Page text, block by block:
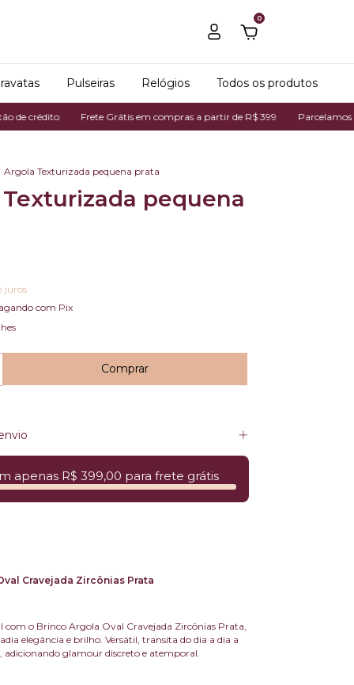
0
Pulseiras Relógios Todos os produtos
Frete Grátis em compras a partir de R$ 399 Parcelamos em até 7x
Argola Texturizada pequena prata
pequena
juros
com Pix
apenas R$ 399,00 para frete grátis
Cravejada Zircônias Prata
com o Brinco Argola Oval Cravejada Zircônias Prata,
elegância e brilho. Versátil, transita do dia a dia a
adicionando glamour discreto e atemporal.